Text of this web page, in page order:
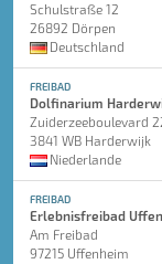
Schulstraße 12
26892 Dörpen
Deutschland
FREIBAD
Dolfinarium
Zuiderzeeboulevard
3841 WB Harderwijk
Niederlande
FREIBAD
Erlebnisfreibad
Am Freibad
97215 Uffenheim